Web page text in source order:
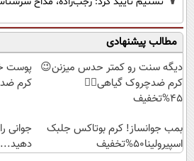
مطالب پیشنهادی
دیگه سنت رو کمتر حدس میزنن😉
کرم ضدچروک گیاهی👈🏻
45%تخفیف
پوست
کرم
بمب جوانساز! کرم بوتاکس جلبک
اسپیرولینا50%تخفیف
جوانی
دهید...